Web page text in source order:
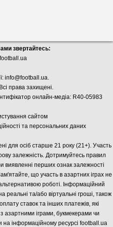
звертайтесь:
info@football.ua.
права захищені.
онлайн-медіа: R40-05983
сайтом
та персональних даних
для осіб старше 21 року (21+). Участь
залежність. Дотримуйтесь правил
виявленні перших ознак залежності
що участь в азартних іграх не
роботі. Інформаційний
реальні та/або віртуальні гроші, також
ставок та інших платежів, які
азартними іграми, букмекерами чи
на інформаційному ресурсі football.ua